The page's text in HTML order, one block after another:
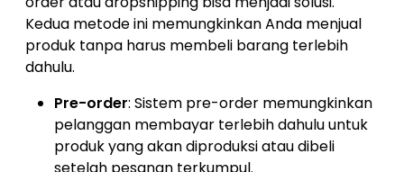
Kedua metode ini memungkinkan Anda menjual
produk tanpa harus membeli barang terlebih
dahulu.
Pre-order: Sistem pre-order memungkinkan
pelanggan membayar terlebih dahulu untuk
produk yang akan diproduksi atau dibeli